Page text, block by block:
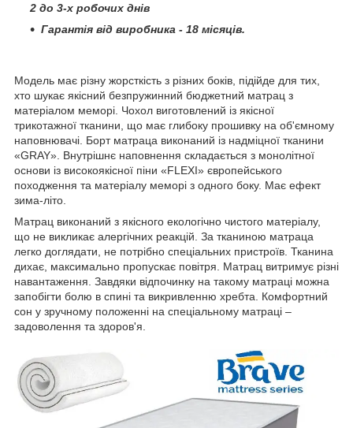
2 до 3-х робочих днів
Гарантія від виробника - 18 місяців.
Модель має різну жорсткість з різних боків, підійде для тих,
хто шукає якісний безпружинний бюджетний матрац з
матеріалом меморі. Чохол виготовлений із якісної
трикотажної тканини, що має глибоку прошивку на об'ємному
наповнювачі. Борт матраца виконаний із надміцної тканини
«GRAY». Внутрішнє наповнення складається з монолітної
основи із високоякісної піни «FLEXI» європейського
походження та матеріалу меморі з одного боку. Має ефект
зима-літо.
Матрац виконаний з якісного екологічно чистого матеріалу,
що не викликає алергічних реакцій. За тканиною матраца
легко доглядати, не потрібно спеціальних пристроїв. Тканина
дихає, максимально пропускає повітря. Матрац витримує різні
навантаження. Завдяки відпочинку на такому матраці можна
запобігти болю в спині та викривленню хребта. Комфортний
сон у зручному положенні на спеціальному матраці –
задоволення та здоров'я.